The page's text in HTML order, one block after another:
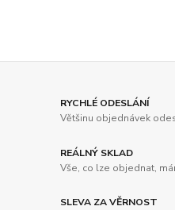
RYCHLÉ ODESLÁNÍ
Většinu objednávek
REÁLNÝ SKLAD
Vše, co lze objednat,
SLEVA ZA VĚRNOST